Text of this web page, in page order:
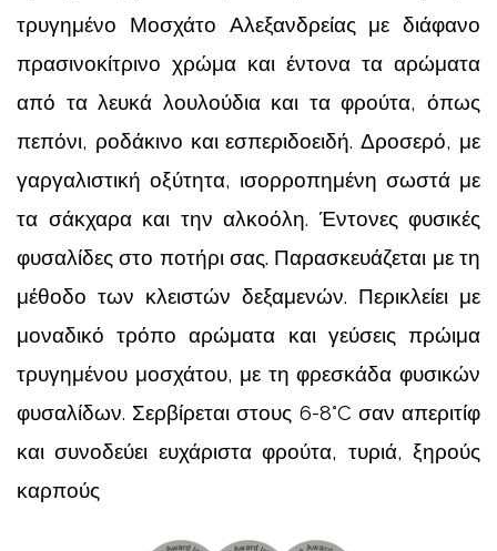
τρυγημένο Μοσχάτο Αλεξανδρείας με διάφανο
πρασινοκίτρινο χρώμα και έντονα τα αρώματα
από τα λευκά λουλούδια και τα φρούτα, όπως
πεπόνι, ροδάκινο και εσπεριδοειδή. Δροσερό, με
γαργαλιστική οξύτητα, ισορροπημένη σωστά με
τα σάκχαρα και την αλκοόλη. Έντονες φυσικές
φυσαλίδες στο ποτήρι σας. Παρασκευάζεται με τη
μέθοδο των κλειστών δεξαμενών. Περικλείει με
μοναδικό τρόπο αρώματα και γεύσεις πρώιμα
τρυγημένου μοσχάτου, με τη φρεσκάδα φυσικών
φυσαλίδων. Σερβίρεται στους 6-8°C σαν απεριτίφ
και συνοδεύει ευχάριστα φρούτα, τυριά, ξηρούς
καρπούς